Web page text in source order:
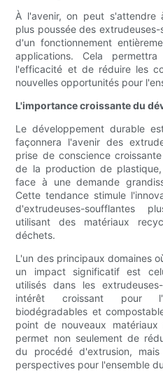
À l'avenir, on peut s'attendre
plus poussée des
d'un fonctionnement
applications. Cela
l'efficacité et de réduire les
nouvelles opportunités pour
L'importance croissante du
Le développement durable
façonnera l'avenir des
prise de conscience
de la production de
face à une demande
Cette tendance stimule
d'extrudeuses-soufflantes
utilisant des matériaux
déchets.
L'un des principaux domaines
un impact significatif est
utilisés dans les
intérêt croissant pour
biodégradables et
point de nouveaux matériaux
permet non seulement de
du procédé d'extrusion,
perspectives pour l'ensemble